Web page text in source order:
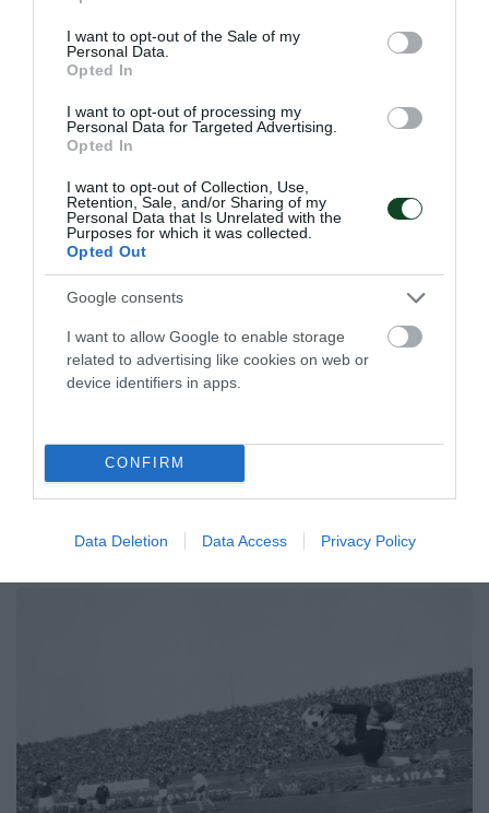
use your data for below specified purposes in below Google
consent section.
I want to opt-out of the Sale of my
Personal Data.
Opted In
I want to opt-out of processing my
Personal Data for Targeted Advertising.
Opted In
I want to opt-out of Collection, Use,
Retention, Sale, and/or Sharing of my
Personal Data that Is Unrelated with the
Purposes for which it was collected.
Opted Out
Google consents
I want to allow Google to enable storage
related to advertising like cookies on web or
device identifiers in apps.
CONFIRM
Data Deletion Data Access Privacy Policy
ΤΕΛΕΥΤΑΙΑ ΝΕΑ
Στον Παναθηναϊκό η
Ο Παναθηναϊκός Αθλητικός Όμιλος ανακοινώνει την
έναρξη της συνεργασίας του με τη Στέλλα Κατεργιαννάκη
για την ομάδα ποδοσφαίρου γυναικών.